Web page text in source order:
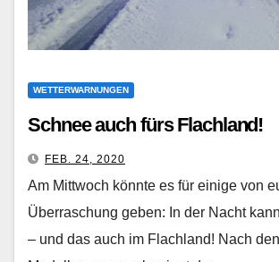
WETTERWARNUNGEN
Schnee auch fürs Flachland!
FEB. 24, 2020
Am Mittwoch könnte es für einige von
Überraschung geben: In der Nacht
– und das auch im Flachland! Nach